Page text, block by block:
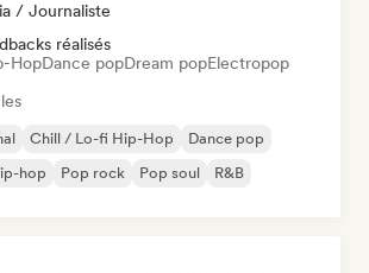
/ Journaliste
réalisés
HopDance popDream popElectropop
Chill / Lo-fi Hip-Hop
Dance pop
hop Pop rock Pop soul R&B